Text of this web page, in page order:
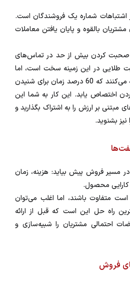
شماره یک فروشندگان است.
بالقوه و پایان یافتن معاملات
صحبت کردن بیش از حد در تماس‌های
طلایی در این زمینه سخت است، اما
بسیاری از کارشناسان توصیه می‌کنند که 60 درصد زمان برای شنیدن
اختصاص یابد. این کار به شما این
بر ارزش را به اشتراک بگذارید و
بشنوید.
مسیر فروش پیش بیاید: هزینه، زمان
کارایی محصول.
متفاوت باشند، اما اغلب می‌توان
راه حل این است که قبل از ارائه
احتمالی مشتریان را شبیه‌سازی و